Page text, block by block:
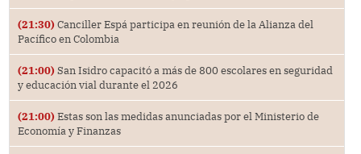
(21:30) Canciller Espá participa en reunión de la Alianza del
Pacífico en Colombia
(21:00) San Isidro capacitó a más de 800 escolares en seguridad
y educación vial durante el 2026
(21:00) Estas son las medidas anunciadas por el Ministerio de
Economía y Finanzas